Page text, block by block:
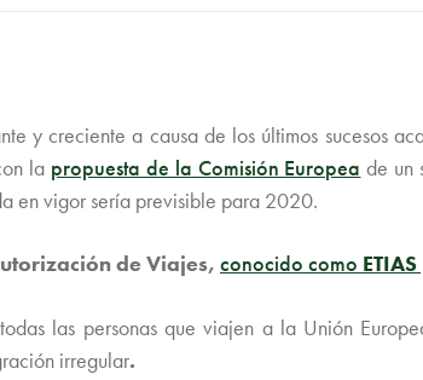
y creciente a causa de los últimos sucesos
la propuesta de la Comisión Europea de un
en vigor sería previsible para 2020.
de Viajes, conocido como ETIAS
las personas que viajen a la Unión
irregular.